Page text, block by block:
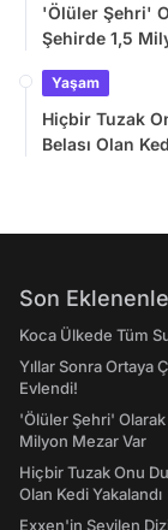
'Ölüler Şehri'
Şehirde 1,5
Yaşam
Hiçbir Tuzak
Belası Olan
Son
Koca Ülkede Tüm
Yıllar Sonra Ortaya
Evlendi!
'Ölüler Şehri' Olarak
Milyon Mezar Var
Hiçbir Tuzak Onu
Olan Kedi Yakalandı
Exxen'in Sevilen